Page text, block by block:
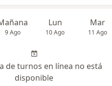
9 Ago
Lun
10 Ago
Mar
11 Ago
de turnos en línea no está
disponible